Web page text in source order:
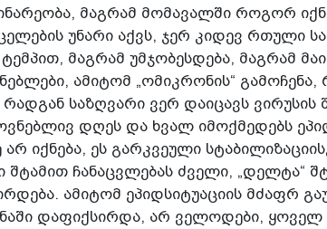
მაგრამ მომავალში როგორ
უნარი აქვს, ჯერ კიდევ რთული
მაგრამ უმჯობესდება, მაგრამ
ამიტომ „ომიკრონის“
რადგან საზღვარი ვერ დაიცავს
დღეს და ხვალ იმოქმედებს
არ იქნება, ეს გარკვეული
შტამით ჩანაცვლებას ძველი, „დელტა“
ამიტომ ეპიდსიტუაციის მძაფრ
დაფიქსირდა, არ ველოდები, ყოველ